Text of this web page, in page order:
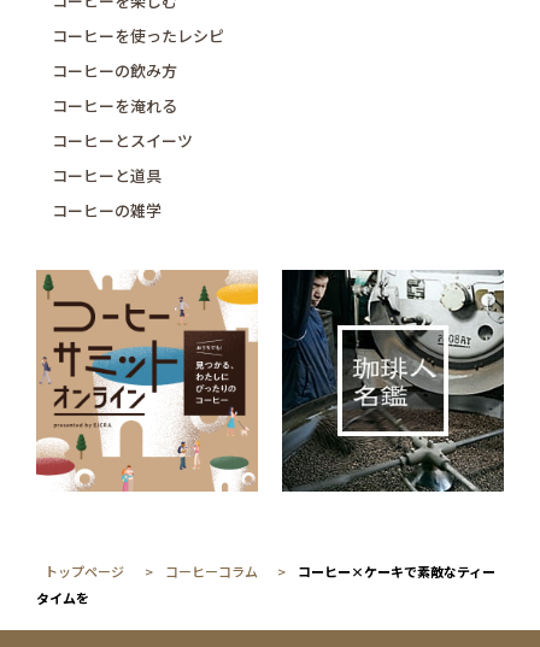
コーヒーを使ったレシピ
コーヒーの飲み方
コーヒーを淹れる
コーヒーとスイーツ
コーヒーと道具
コーヒーの雑学
トップページ コーヒーコラム
コーヒー×ケーキで素敵なティー
タイムを